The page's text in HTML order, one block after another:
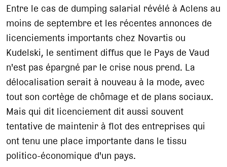
Entre le cas de dumping salarial révélé à Aclens au
moins de septembre et les récentes annonces de
licenciements importants chez Novartis ou
Kudelski, le sentiment diffus que le Pays de Vaud
n'est pas épargné par le crise nous prend. La
délocalisation serait à nouveau à la mode, avec
tout son cortège de chômage et de plans sociaux.
Mais qui dit licenciement dit aussi souvent
tentative de maintenir à flot des entreprises qui
ont tenu une place importante dans le tissu
politico-économique d'un pays.